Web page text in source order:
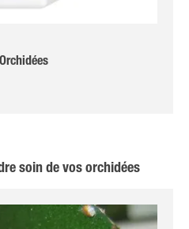
soin de vos orchidées